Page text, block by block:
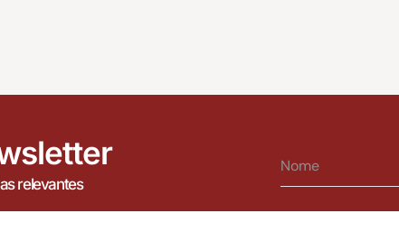
relevantes